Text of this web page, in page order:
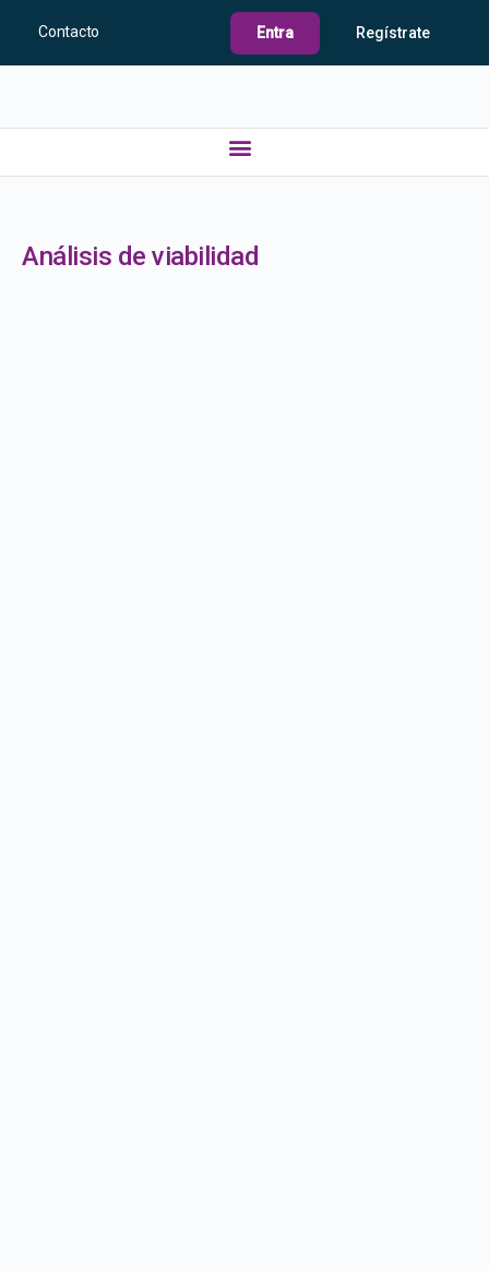
Contacto Entra Regístrate
Análisis de viabilidad